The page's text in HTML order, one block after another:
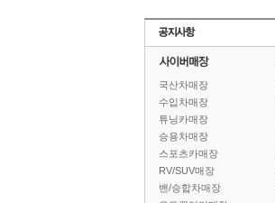
국산차매장
수입차매장
튜닝카매장
승용차매장
스포츠카매장
RV/SUV매장
밴/승합차매장